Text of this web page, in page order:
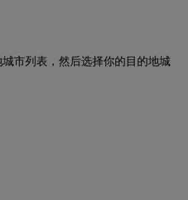
市列表，然后选择你的目的地城